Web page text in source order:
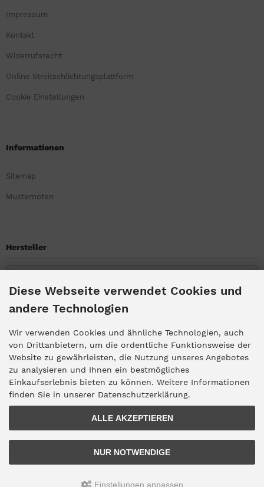
Impressum
Kontakt
Widerrufsrecht
Online Streitschlichtungsplattform
Cookie Einstellungen
Informationen
Sitemap
Musternoten
Hersteller
Kundengruppe
Alle Preise inkl. gesetzl. MwSt. zzgl.
Diese Webseite verwendet Cookies und
andere Technologien
Wir verwenden Cookies und ähnliche Technologien, auch
von Drittanbietern, um die ordentliche Funktionsweise der
Website zu gewährleisten, die Nutzung unseres Angebotes
zu analysieren und Ihnen ein bestmögliches
Einkaufserlebnis bieten zu können. Weitere Informationen
finden Sie in unserer Datenschutzerklärung.
ALLE AKZEPTIEREN
NUR NOTWENDIGE
Einstellungen anpassen